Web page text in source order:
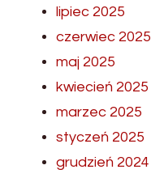
lipiec 2025
czerwiec 2025
maj 2025
kwiecień 2025
marzec 2025
styczeń 2025
grudzień 2024